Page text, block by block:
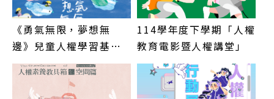
《勇氣無限，夢想無
邊》兒童人權學習基地
主題系列活動
114學年度下學期「人權
教育電影暨人權講堂」